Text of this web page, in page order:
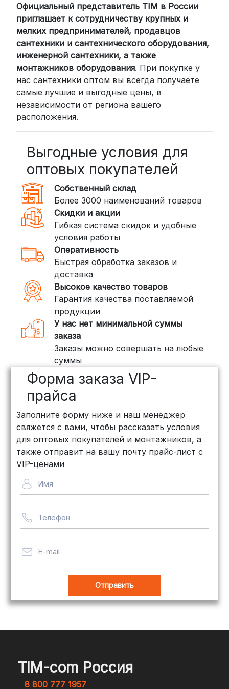
Для клиентов из других регионов
России мы сотрудничаем с
проверенными транспортными
компаниями:
СДЭК: Выбирайте доставку до
пункта выдачи (от 2 дней) или
курьером до двери (от 3 дней).
Стоимость начинается от300
рублей
пунктов выдачи или курьером.
Сроки — от 2 дней, стоимость — от
350 рублей
DPD: Международная служба
доставки, которая работает и
внутри России. Сроки — от 2 дней,
стоимость — от 400 рублей
3. Доставка крупногабаритных грузов
(ПЭК, КИТ, Байкал Сервис)
Если ваш заказ включает большие или
тяжелые товары, мы рекомендуем
воспользоваться услугами компаний,
специализирующихся на доставке
грузов:
ПЭК: Сроки доставки — от 3 до 10
дней, стоимость рассчитывается
индивидуально (минимум
рублей
объемных заказов. Сроки — от 3
дней, стоимость — от500 рублей
Байкал Сервис: Идеально подходит
для крупногабаритных товаров.
рассчитывается индивидуально
Важно! Мы заботимся о том, чтобы
целости и сохранности, независимо
от их размера.
максимально удобным и безопасным
для наших клиентов. Независимо от
того, являетесь ли вы физическим или
Официальный представитель TIM в России
приглашает к сотрудничеству крупных и
мелких предпринимателей, продавцов
сантехники и сантехнического оборудования,
инженерной сантехники, а также
монтажников оборудования. При покупке у
нас сантехники оптом вы всегда получаете
самые лучшие и выгодные цены, в
независимости от региона вашего
расположения.
Выгодные условия для
оптовых покупателей
Собственный склад
Более 3000 наименований товаров
Скидки и акции
Гибкая система скидок и удобные
условия работы
Оперативность
Быстрая обработка заказов и
доставка
Высокое качество товаров
Гарантия качества поставляемой
продукции
У нас нет минимальной суммы
заказа
Заказы можно совершать на любые
суммы
Форма заказа VIP-
прайса
Заполните форму ниже и наш менеджер
свяжется с вами, чтобы рассказать условия
для оптовых покупателей и монтажников, а
также отправит на вашу почту прайс-лист с
VIP-ценами
Имя
Телефон
E-mail
TIM-com Россия
8 800 777 1957